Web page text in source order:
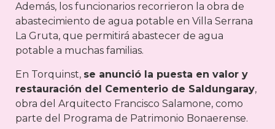
Además, los funcionarios recorrieron la obra de
abastecimiento de agua potable en Villa Serrana
La Gruta, que permitirá abastecer de agua
potable a muchas familias.
En Torquinst, se anunció la puesta en valor y
restauración del Cementerio de Saldungaray,
obra del Arquitecto Francisco Salamone, como
parte del Programa de Patrimonio Bonaerense.